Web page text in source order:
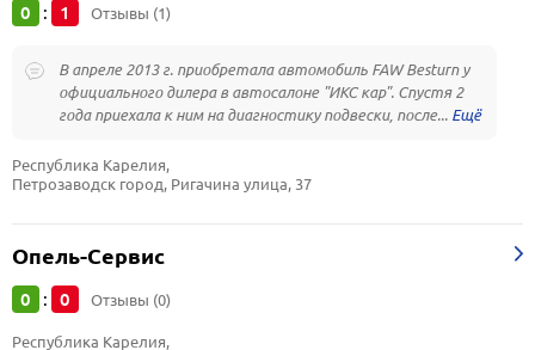
0 : 1 Отзывы (1)
В апреле 2013 г. приобретала автомобиль FAW Besturn у
официального дилера в автосалоне "ИКС кар". Спустя 2
года приехала к ним на диагностику подвески, после...
Республика Карелия,
Петрозаводск город, Ригачина улица, 37
Опель-Сервис
0 : 0 Отзывы (0)
Республика Карелия,